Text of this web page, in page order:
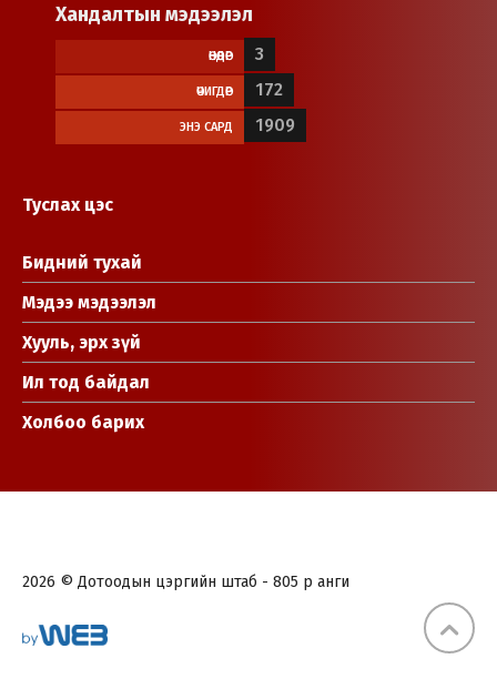
Хандалтын мэдээлэл
ӨНӨӨДӨР 3
ӨЧИГДӨР 172
ЭНЭ САРД 1909
Туслах цэс
Бидний тухай
Мэдээ мэдээлэл
Хууль, эрх зүй
Ил тод байдал
Холбоо барих
2026 © Дотоодын цэргийн штаб - 805 р анги